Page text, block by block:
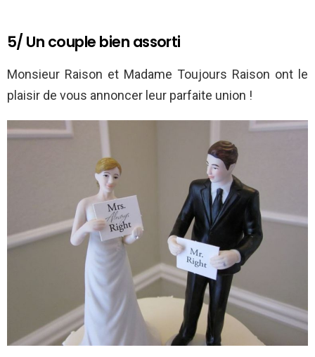
5/ Un couple bien assorti
Monsieur Raison et Madame Toujours Raison ont le
plaisir de vous annoncer leur parfaite union !